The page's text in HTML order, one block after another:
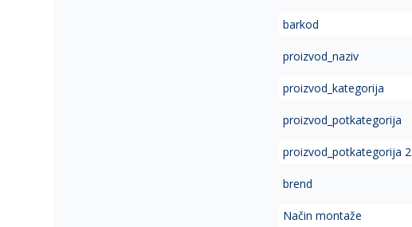
barkod
proizvod_naziv
proizvod_kategorija
proizvod_potkategorija
proizvod_potkategorija 2
brend
Način montaže